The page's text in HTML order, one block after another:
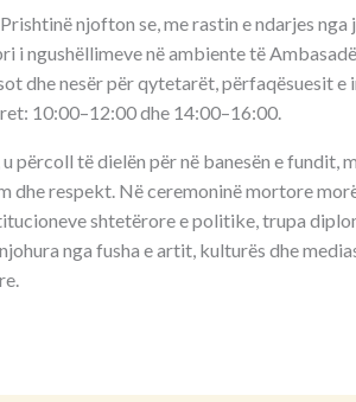
njofton se, me rastin e ndarjes
i ngushëllimeve në ambiente të
dhe nesër për qytetarët, përfaqësuesit
10:00–12:00 dhe 14:00–16:00.
përcoll të dielën për në banesën e fundit,
dhe respekt. Në ceremoninë mortore
shtetërore e politike, trupa
nga fusha e artit, kulturës dhe